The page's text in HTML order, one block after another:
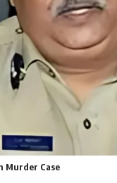
Murder Case